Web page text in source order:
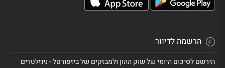
הרשמה לדיוור
הירשם לסיכום היומי של שוק ההון ולמבזקים של ביזפורטל - ניוזלטרים